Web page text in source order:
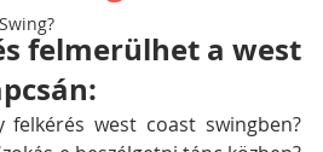
felmerülhet a west
felkérés west coast swingben?